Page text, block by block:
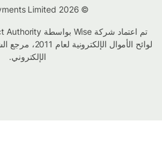
لوائح الأموال الإلكترونية لعام 2011، مرجع الشركة
الإلكتروني.